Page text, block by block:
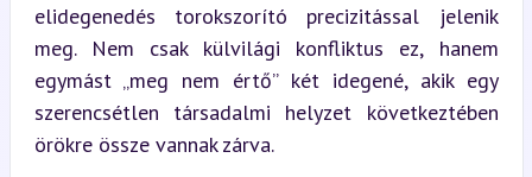
elidegenedés torokszorító precizitással jelenik
meg. Nem csak külvilági konfliktus ez, hanem
egymást „meg nem értő” két idegené, akik egy
szerencsétlen társadalmi helyzet következtében
örökre össze vannak zárva.